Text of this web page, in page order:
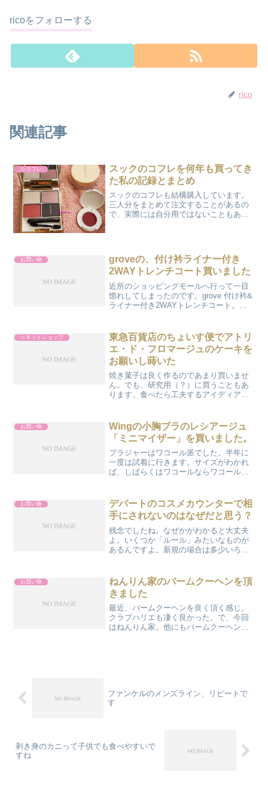
ricoをフォローする
rico
関連記事
☆コフレ
スックのコフレを何年も買ってき
た私の記録とまとめ
スックのコフレも結構購入しています。
三人分をまとめて注文することがあるの
で、実際には自分用ではないこともあり
ストは2012年、...
お買い物
groveの、付け衿ライナー付き
2WAYトレンチコート買いました
近所のショッピングモールへ行って一目
惚れしてしまったのです。grove 付け衿&
ライナー付き2WAYトレンチコート。ト
ル＆ウィング、トリンプといったところ
以外だったらヒ...
☆ネットショップ
東急百貨店のちょいす便でアトリ
エ・ド・フロマージュのケーキを
お願いし蒔いた
焼き菓子は良く作るのであまり買いませ
ん。でも、研究用（？）に買うこともあ
ります。食べたら工夫するアイディアが
ょいす便」をいただきまして、その中に
あったアトリエ・ド・フロ...
お買い物
Wingの小胸ブラのレシアージュ
「ミニマイザー」を買いました。
ブラジャーはワコール派でした。半年に
一度は試着に行きます。サイズがわかれ
ば、しばらくはワコールならワコール、
私のサイズのかわいいのがなかったんだ
もの。レシアージュの「ミ...
お買い物
デパートのコスメカウンターで相
手にされないのはなぜだと思う？
残念でしたね。なぜかがわかると大丈夫
よ。いくつか「ルール」みたいなものが
あるんですよ。新規の場合は多少いろい
お客さんなのか、商品を買いたくて来た
お客さんなのか、ですよ。...
お買い物
ねんりん家のバームクーヘンを頂
きました
最近、バームクーヘンを良く頂く感じ。
クラブハリエも凄く良かった。で、今回
はねんりん家。他にもバームクーヘンを
ファンケルのメンズライン、リピートで
す
剥き身のカニって子供でも食べやすいで
すね